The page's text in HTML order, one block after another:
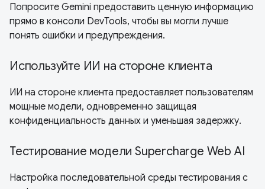
Попросите Gemini предоставить ценную информацию
прямо в консоли DevTools, чтобы вы могли лучше
понять ошибки и предупреждения.
Используйте ИИ на стороне клиента
ИИ на стороне клиента предоставляет пользователям
мощные модели, одновременно защищая
конфиденциальность данных и уменьшая задержку.
Тестирование модели Supercharge Web AI
Настройка последовательной среды тестирования с